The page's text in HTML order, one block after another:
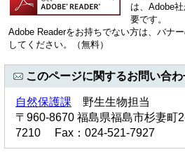
は、Adobe
要です。
Adobe Readerをお持ちでない方は、バナ
してください。（無料）
このページに関するお問い合
自然保護課 野生生物担当
〒960-8670 福島県福島市杉妻
7210 Fax：024-521-7927